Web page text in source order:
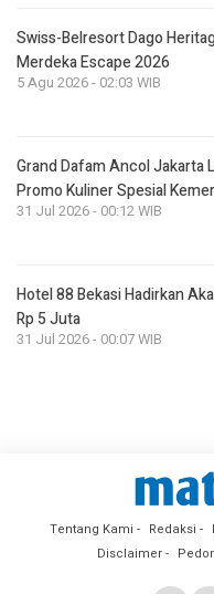
Swiss-Belresort Dago
Merdeka Escape 2026
5 Agu 2026 - 02:03 WIB
Grand Dafam Ancol Jakarta
Promo Kuliner Spesial
31 Jul 2026 - 00:12 WIB
Hotel 88 Bekasi Hadirkan
Rp 5 Juta
31 Jul 2026 - 00:07 WIB
Tentang Kami Redaksi
Disclaimer